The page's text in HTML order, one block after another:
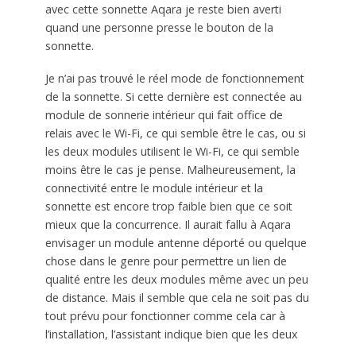
avec cette sonnette Aqara je reste bien averti
quand une personne presse le bouton de la
sonnette.
Je n’ai pas trouvé le réel mode de fonctionnement
de la sonnette. Si cette dernière est connectée au
module de sonnerie intérieur qui fait office de
relais avec le Wi-Fi, ce qui semble être le cas, ou si
les deux modules utilisent le Wi-Fi, ce qui semble
moins être le cas je pense. Malheureusement, la
connectivité entre le module intérieur et la
sonnette est encore trop faible bien que ce soit
mieux que la concurrence. Il aurait fallu à Aqara
envisager un module antenne déporté ou quelque
chose dans le genre pour permettre un lien de
qualité entre les deux modules même avec un peu
de distance. Mais il semble que cela ne soit pas du
tout prévu pour fonctionner comme cela car à
l’installation, l’assistant indique bien que les deux